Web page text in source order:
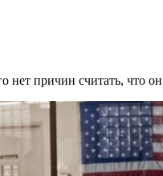
нет причин считать, что